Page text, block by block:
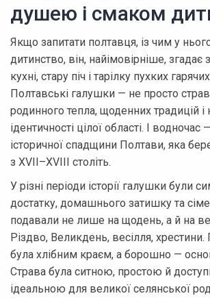
душею і смаком
Якщо запитати полтавця, із чим у
дитинство, він, найімовірніше, згадає
кухні, стару піч і тарілку пухких
Полтавські галушки — не просто
родинного тепла, щоденних традицій і
ідентичності цілої області. І водночас
історичної спадщини Полтави, яка
з XVII–XVIII століть.
У різні періоди історії галушки були
достатку, домашнього затишку та
подавали не лише на щодень, а й на
Різдво, Великдень, весілля,
була хлібним краєм, а борошно —
Страва була ситною, простою й
ідеальною для великої селянської